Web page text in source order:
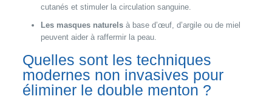
cutanés et stimuler la circulation sanguine.
Les masques naturelsà base d’œuf, d’argile ou de miel
peuvent aider à raffermir la peau.
Quelles sont les techniques
modernes non invasives pour
éliminer le double menton ?